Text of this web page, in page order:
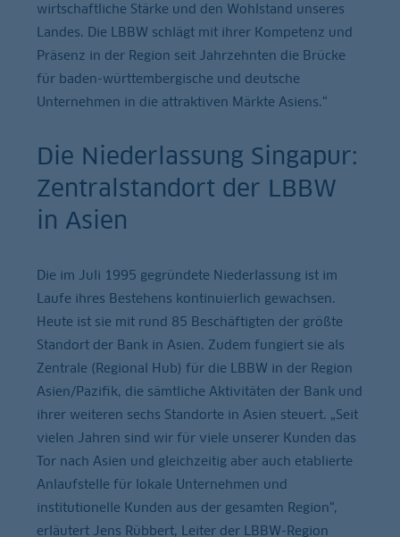
wirtschaftliche Stärke und den Wohlstand unseres
Landes. Die LBBW schlägt mit ihrer Kompetenz und
Präsenz in der Region seit Jahrzehnten die Brücke
für baden-württembergische und deutsche
Unternehmen in die attraktiven Märkte Asiens.“
Die Niederlassung Singapur:
Zentralstandort der LBBW
in Asien
Die im Juli 1995 gegründete Niederlassung ist im
Laufe ihres Bestehens kontinuierlich gewachsen.
Heute ist sie mit rund 85 Beschäftigten der größte
Standort der Bank in Asien. Zudem fungiert sie als
Zentrale (Regional Hub) für die LBBW in der Region
Asien/Pazifik, die sämtliche Aktivitäten der Bank und
ihrer weiteren sechs Standorte in Asien steuert. „Seit
vielen Jahren sind wir für viele unserer Kunden das
Tor nach Asien und gleichzeitig aber auch etablierte
Anlaufstelle für lokale Unternehmen und
institutionelle Kunden aus der gesamten Region“,
erläutert Jens Rübbert, Leiter der LBBW-Region